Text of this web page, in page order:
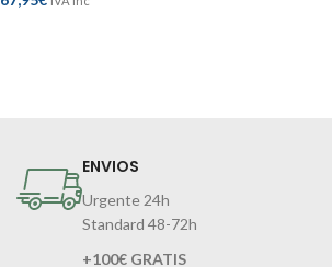
ENVIOS
Urgente 24h
Standard 48-72h
+100€ GRATIS